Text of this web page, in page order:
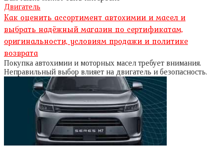
Двигатель
Как оценить ассортимент автохимии и масел и
выбрать надёжный магазин по сертификатам,
оригинальности, условиям продажи и политике
возврата
Покупка автохимии и моторных масел требует внимания.
Неправильный выбор влияет на двигатель и безопасность.